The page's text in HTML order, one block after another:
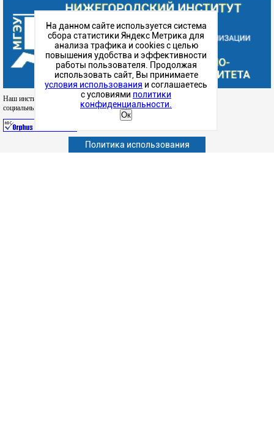
Наш институт в
социальных сетях
Абитуриенту
Политика использования
На данном сайте используется система
сбора статистики Яндекс Метрика для
анализа трафика и cookies с целью
повышения удобства и эффективности
работы пользователя. Продолжая
использовать сайт, Вы принимаете
условия использования и соглашаетесь
с условиями политики
конфиденциальности.
Ок